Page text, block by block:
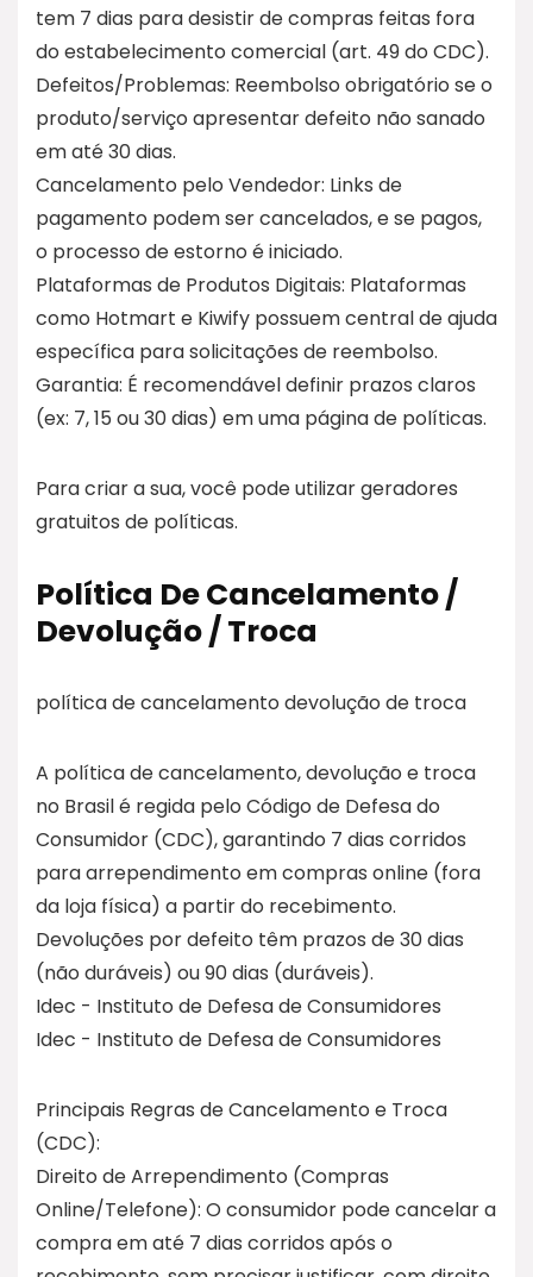
tem 7 dias para desistir de compras feitas fora
do estabelecimento comercial (art. 49 do CDC).
Defeitos/Problemas: Reembolso obrigatório se o
produto/serviço apresentar defeito não sanado
em até 30 dias.
Cancelamento pelo Vendedor: Links de
pagamento podem ser cancelados, e se pagos,
o processo de estorno é iniciado.
Plataformas de Produtos Digitais: Plataformas
como Hotmart e Kiwify possuem central de ajuda
específica para solicitações de reembolso.
Garantia: É recomendável definir prazos claros
(ex: 7, 15 ou 30 dias) em uma página de políticas.
Para criar a sua, você pode utilizar geradores
gratuitos de políticas.
Política De Cancelamento /
Devolução / Troca
política de cancelamento devolução de troca
A política de cancelamento, devolução e troca
no Brasil é regida pelo Código de Defesa do
Consumidor (CDC), garantindo 7 dias corridos
para arrependimento em compras online (fora
da loja física) a partir do recebimento.
Devoluções por defeito têm prazos de 30 dias
(não duráveis) ou 90 dias (duráveis).
Idec - Instituto de Defesa de Consumidores
Idec - Instituto de Defesa de Consumidores
Principais Regras de Cancelamento e Troca
(CDC):
Direito de Arrependimento (Compras
Online/Telefone): O consumidor pode cancelar a
compra em até 7 dias corridos após o